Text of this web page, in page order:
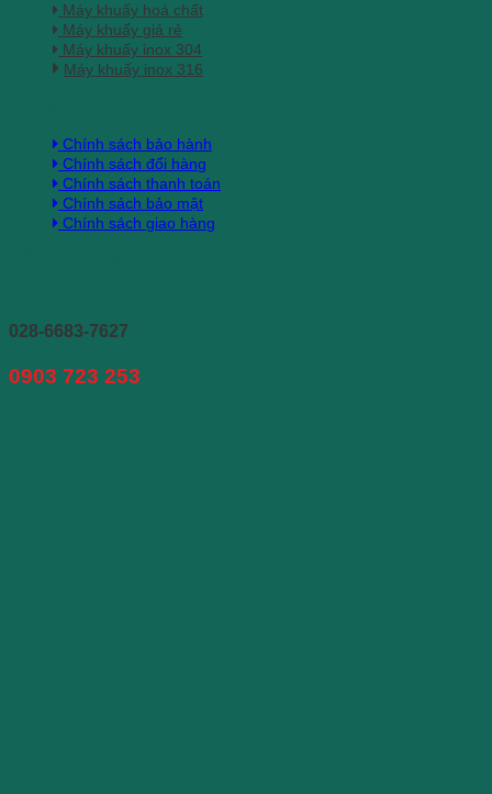
Máy khuấy hoá chất
Máy khuấy giá rẻ
Máy khuấy inox 304
Máy khuấy inox 316
Chính sách bảo hành
Chính sách đổi hàng
Chính sách thanh toán
Chính sách bảo mật
Chính sách giao hàng
028-6683-7627
0903 723 253